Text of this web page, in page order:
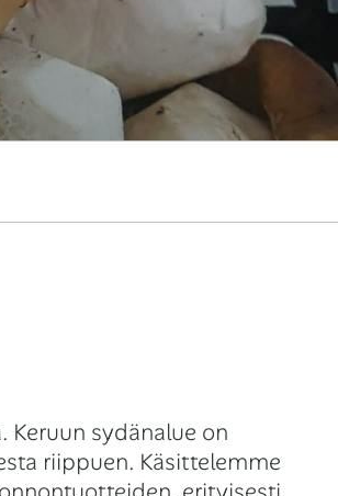
sydänalue on
riippuen. Käsittelemme